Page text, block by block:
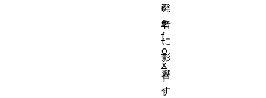
発
者
に
影
響
す
ir
e
f
o
x
1
1